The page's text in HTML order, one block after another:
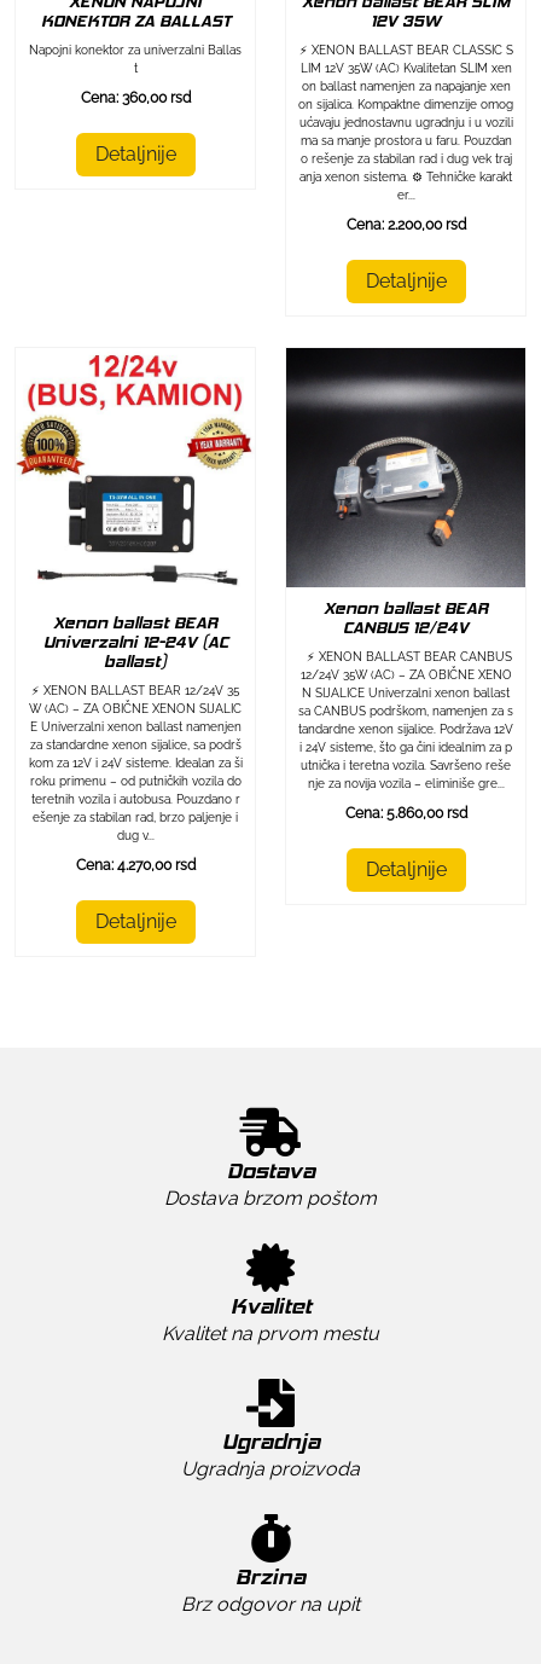
KONEKTOR ZA BALLAST
Napojni konektor za univerzalni Ballas
t
Cena: 360,00 rsd
Detaljnije
12V 35W
⚡ XENON BALLAST BEAR CLASSIC S
LIM 12V 35W (AC) Kvalitetan SLIM xen
on ballast namenjen za napajanje xen
on sijalica. Kompaktne dimenzije omog
ućavaju jednostavnu ugradnju i u vozili
ma sa manje prostora u faru. Pouzdan
o rešenje za stabilan rad i dug vek traj
anja xenon sistema. ⚙️ Tehničke karakt
er...
Cena: 2.200,00 rsd
Detaljnije
Xenon ballast BEAR
Univerzalni 12-24V (AC
ballast)
⚡ XENON BALLAST BEAR 12/24V 35
W (AC) – ZA OBIČNE XENON SIJALIC
E Univerzalni xenon ballast namenjen
za standardne xenon sijalice, sa podrš
kom za 12V i 24V sisteme. Idealan za ši
roku primenu – od putničkih vozila do
teretnih vozila i autobusa. Pouzdano r
ešenje za stabilan rad, brzo paljenje i
dug v...
Cena: 4.270,00 rsd
Detaljnije
Xenon ballast BEAR
CANBUS 12/24V
⚡ XENON BALLAST BEAR CANBUS
12/24V 35W (AC) – ZA OBIČNE XENO
N SIJALICE Univerzalni xenon ballast
sa CANBUS podrškom, namenjen za s
tandardne xenon sijalice. Podržava 12V
i 24V sisteme, što ga čini idealnim za p
utnička i teretna vozila. Savršeno reše
nje za novija vozila – eliminiše gre...
Cena: 5.860,00 rsd
Detaljnije
Dostava
Dostava brzom poštom
Kvalitet
Kvalitet na prvom mestu
Ugradnja
Ugradnja proizvoda
Brzina
Brz odgovor na upit